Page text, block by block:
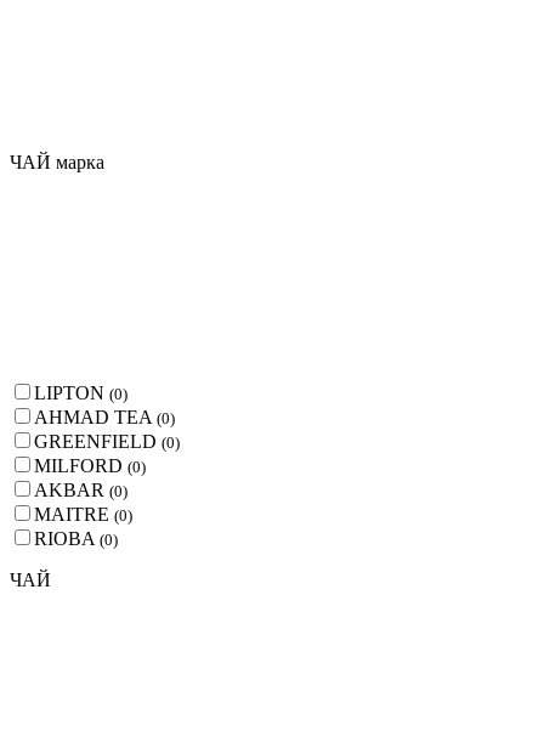
ЧАЙ марка
LIPTON (0)
AHMAD TEA (0)
GREENFIELD (0)
MILFORD (0)
AKBAR (0)
MAITRE (0)
RIOBA (0)
ЧАЙ